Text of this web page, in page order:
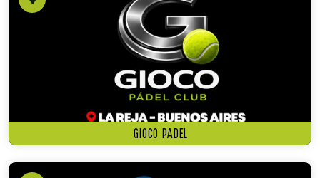
GIOCO PADEL